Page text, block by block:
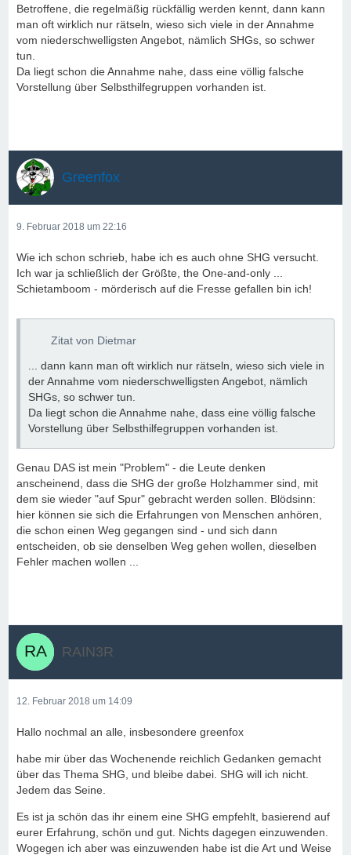
Betroffene, die regelmäßig rückfällig werden kennt, dann kann
man oft wirklich nur rätseln, wieso sich viele in der Annahme
vom niederschwelligsten Angebot, nämlich SHGs, so schwer
tun.
Da liegt schon die Annahme nahe, dass eine völlig falsche
Vorstellung über Selbsthilfegruppen vorhanden ist.
Greenfox
9. Februar 2018 um 22:16
Wie ich schon schrieb, habe ich es auch ohne SHG versucht.
Ich war ja schließlich der Größte, the One-and-only ...
Schietamboom - mörderisch auf die Fresse gefallen bin ich!
Zitat von Dietmar
... dann kann man oft wirklich nur rätseln, wieso sich viele in
der Annahme vom niederschwelligsten Angebot, nämlich
SHGs, so schwer tun.
Da liegt schon die Annahme nahe, dass eine völlig falsche
Vorstellung über Selbsthilfegruppen vorhanden ist.
Genau DAS ist mein "Problem" - die Leute denken
anscheinend, dass die SHG der große Holzhammer sind, mit
dem sie wieder "auf Spur" gebracht werden sollen. Blödsinn:
hier können sie sich die Erfahrungen von Menschen anhören,
die schon einen Weg gegangen sind - und sich dann
entscheiden, ob sie denselben Weg gehen wollen, dieselben
Fehler machen wollen ...
RAIN3R
12. Februar 2018 um 14:09
Hallo nochmal an alle, insbesondere greenfox
habe mir über das Wochenende reichlich Gedanken gemacht
über das Thema SHG, und bleibe dabei. SHG will ich nicht.
Jedem das Seine.
Es ist ja schön das ihr einem eine SHG empfehlt, basierend auf
eurer Erfahrung, schön und gut. Nichts dagegen einzuwenden.
Wogegen ich aber was einzuwenden habe ist die Art und Weise